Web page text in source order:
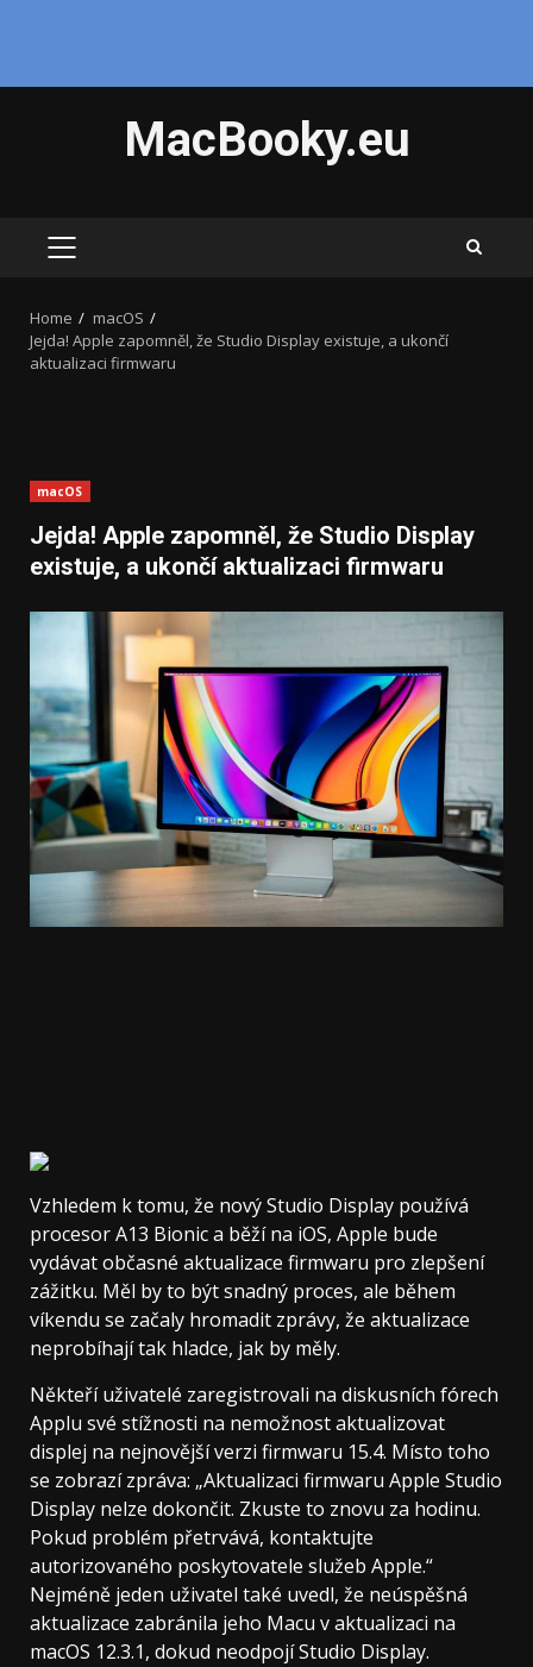
MacBooky.eu
PRIMARY
Home
macOS
Jejda! Apple zapomněl, že Studio Display existuje, a ukončí
aktualizaci firmwaru
macOS
Jejda! Apple zapomněl, že Studio Display
existuje, a ukončí aktualizaci firmwaru
Vzhledem k tomu, že nový Studio Display používá
procesor A13 Bionic a běží na iOS, Apple bude
vydávat občasné aktualizace firmwaru pro zlepšení
zážitku. Měl by to být snadný proces, ale během
víkendu se začaly hromadit zprávy, že aktualizace
neprobíhají tak hladce, jak by měly.
Někteří uživatelé zaregistrovali na diskusních fórech
Applu své stížnosti na nemožnost aktualizovat
displej na nejnovější verzi firmwaru 15.4. Místo toho
se zobrazí zpráva: „Aktualizaci firmwaru Apple Studio
Display nelze dokončit. Zkuste to znovu za hodinu.
Pokud problém přetrvává, kontaktujte
autorizovaného poskytovatele služeb Apple.“
Nejméně jeden uživatel také uvedl, že neúspěšná
aktualizace zabránila jeho Macu v aktualizaci na
macOS 12.3.1, dokud neodpojí Studio Display.